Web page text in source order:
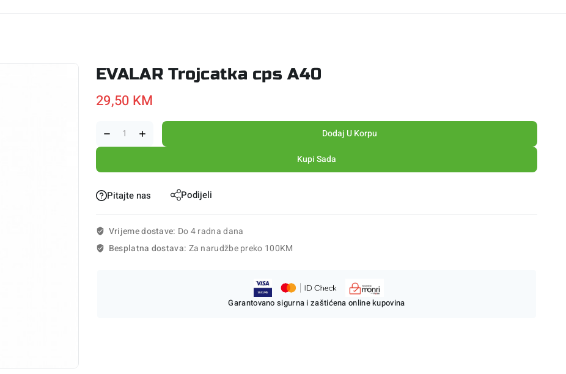
EVALAR Trojcatka cps A40
29,50 KM
Dodaj U Korpu
Kupi Sada
Pitajte nas Podijeli
Vrijeme dostave: Do 4 radna dana
Besplatna dostava: Za narudžbe preko 100KM
Garantovano sigurna i zaštićena online kupovina